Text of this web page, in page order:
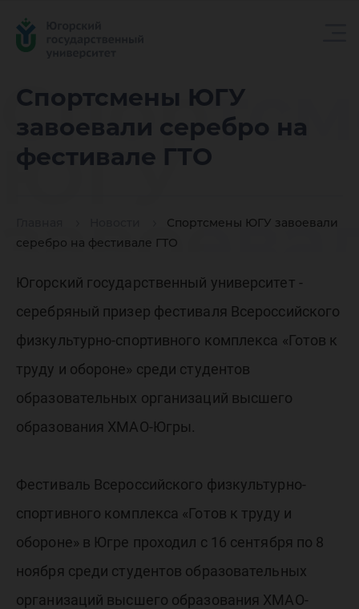
Спортсмены ЮГУ
завоевали серебро на
фестивале ГТО
Спортсмены ЮГУ завоевали
серебро на фестивале ГТО
ЮГУ
ГТО
Югорский государственный университет -
серебряный призер фестиваля Всероссийского
физкультурно-спортивного комплекса «Готов к
труду и обороне» среди студентов
образовательных организаций высшего
образования ХМАО-Югры.
Фестиваль Всероссийского физкультурно-
спортивного комплекса «Готов к труду и
обороне» в Югре проходил с 16 сентября по 8
ноября среди студентов образовательных
организаций высшего образования ХМАО-